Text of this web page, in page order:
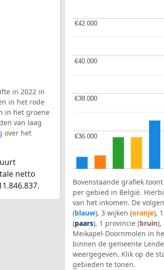
in 2022 in
in het rode
in het groene
van laag
over het
netto
€36.000
€36.000
€38.000
€38.000
€40.000
€40.000
€42.000
€42.000
Bovenstaande grafiek
per gebied in België.
van het inkomen. De
(blauw), 3 wijken (oranje),
(paars), 1 provincie (bruin),
Meikapel-Doornmolen in
binnen de gemeente
weergegeven. Klik op de
gebieden te tonen.